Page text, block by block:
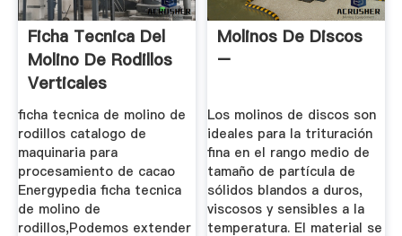
Ficha Tecnica Del
Molino De Rodillos
Verticales
ficha tecnica de molino de
rodillos catalogo de
maquinaria para
procesamiento de cacao
Energypedia ficha tecnica
de molino de
rodillos,Podemos extender
Molinos De Discos
–
Los molinos de discos son
ideales para la trituración
fina en el rango medio de
tamaño de partícula de
sólidos blandos a duros,
viscosos y sensibles a la
temperatura. El material se